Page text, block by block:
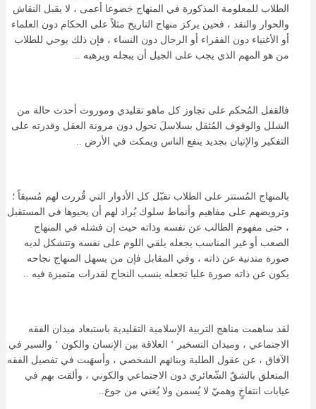
الطلاب للمعلومة المذكورة في المنهاج خضوعا أعمى ، لا يقبل النقاش
والحوار والنقد ، فحين يركز منهاج التاريخ مثلاً على الحكام دون العلماء
أو الأغنياء دون الفقراء أو الرجال دون النساء ، فإن ذلك يوحي للطلاب
من هو المهم الذي يجب على الجيل أن يبجله ويرهبه ..
فالقفل المُحكم على تجاوز كل ماهو تقليدي وموروث أحدث حالة من
الشلل والوقوف المُثقل بسلاسلَ تحول دون مرونة العقل وقدرته على
التفكير والإتيان بجديد ينفع الناس ويمكث في الأرض ..
بالمنهاج المُستتر على الطلاب تقبّل كل الأدوار التي قُررت لهم مُسبقاً ؛
وترويضهم على مفاهيم وأنماط سلوك يُراد لهم أن يحيوها في المستقبل
، حتى مفهوم الطالب عن نفسه وذاته حيث إن فشله في المنهاج
الصعب أو غير المناسب يجعله يلقي اللوم على نفسه وتتشكل لديه
صورة متدنية عن ذاته ، وفي المقابل فإن من يسهل المنهاج نجاحه
يكون عن ذاته صورة عليا تجعله ينسب النجاح لقدرات متميزة فيه ..
لقد ساهمت مناهج التربية الإسلامية التقليدية باستبعاد ميدان الفقه
الاجتماعي ، وميدان التسخير ‘ العلاقة بين الإنسان والكون ‘ والسير في
الآفاق ، عن عقول الطلبة وبنائهم الشخصي ، وأسهَبت في تفصيل الفقه
المتعلق بالشقّ الشّعائري دون الاجتماعي والكوني ، وألقت بهم في
غيابات انتفاخٍ وهميّ لا يُسمن ولا يُغني من جوع..